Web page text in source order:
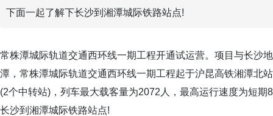
下面一起了解下长沙到湘潭城际铁路站点!
常株潭城际轨道交通西环线一期工程开通试运营。项目与长沙
潭，常株潭城际轨道交通西环线一期工程起于沪昆高铁湘潭北
(2个中转站)，列车最大载客量为2072人，最高运行速度为短
长沙到湘潭城际铁路站点!